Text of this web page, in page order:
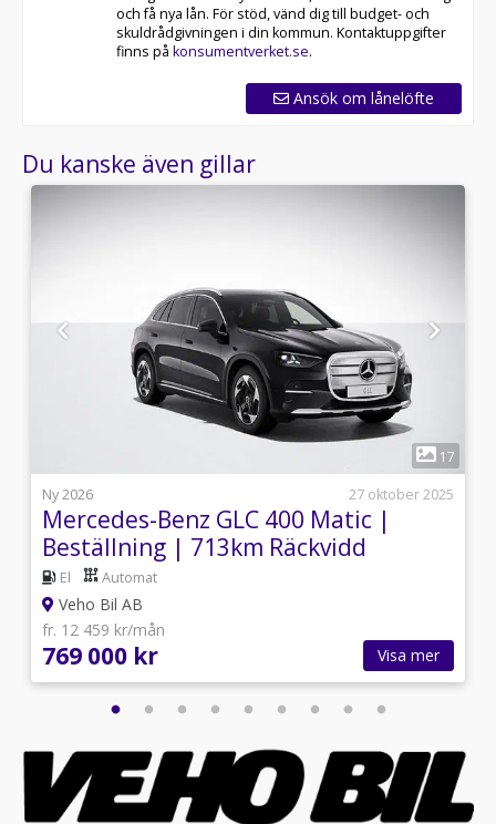
och få nya lån. För stöd, vänd dig till budget- och
skuldrådgivningen i din kommun. Kontaktuppgifter
finns på konsumentverket.se.
Ansök om lånelöfte
Du kanske även gillar
17
Ny 2026
27 oktober 2025
Mercedes-Benz GLC 400 Matic |
Beställning | 713km Räckvidd
El Automat
Veho Bil AB
fr. 12 459 kr/mån
769 000 kr Visa mer